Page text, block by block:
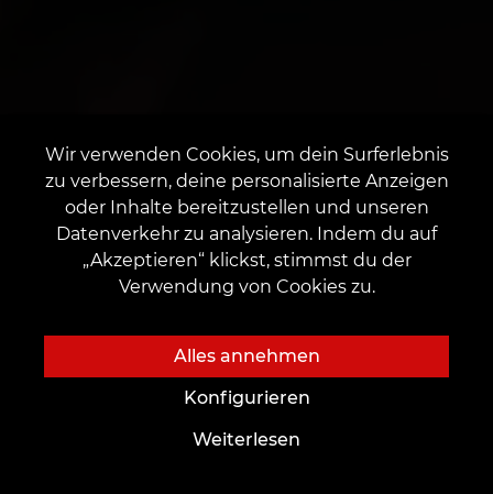
Wir verwenden Cookies, um dein Surferlebnis
zu verbessern, deine personalisierte Anzeigen
oder Inhalte bereitzustellen und unseren
Datenverkehr zu analysieren. Indem du auf
„Akzeptieren“ klickst, stimmst du der
Verwendung von Cookies zu.
Alles annehmen
Konfigurieren
Weiterlesen